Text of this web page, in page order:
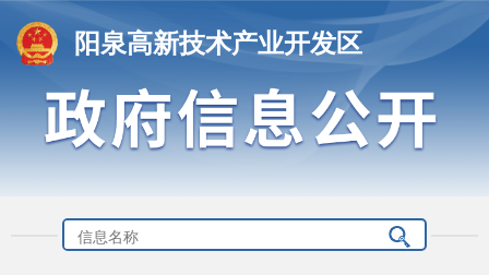
阳泉高新技术产业开发区